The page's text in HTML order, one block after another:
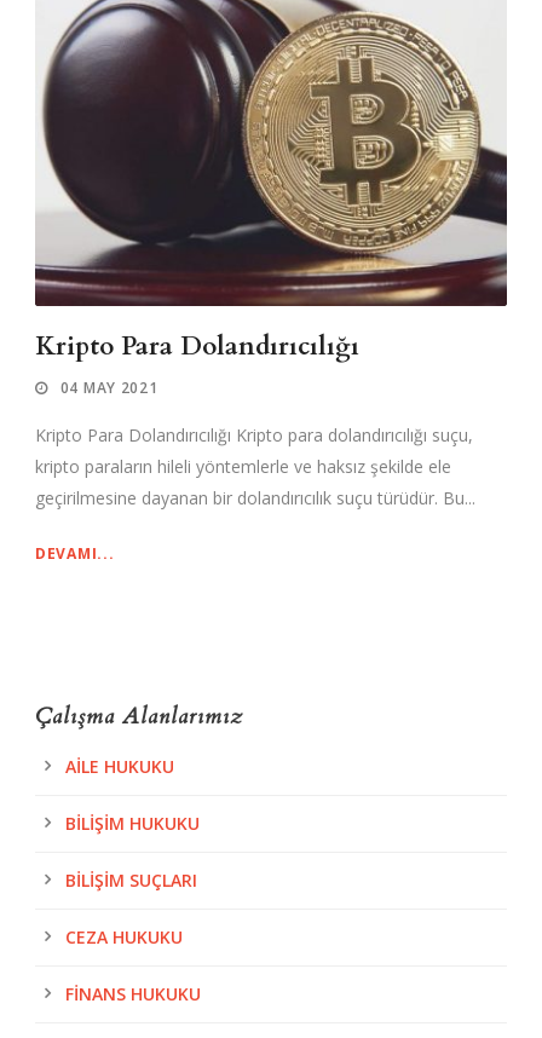
Kripto Para Dolandırıcılığı
04 MAY 2021
Kripto Para Dolandırıcılığı Kripto para dolandırıcılığı suçu,
kripto paraların hileli yöntemlerle ve haksız şekilde ele
geçirilmesine dayanan bir dolandırıcılık suçu türüdür. Bu...
DEVAMI...
Çalışma Alanlarımız
AILE HUKUKU
BILIŞIM HUKUKU
BILIŞIM SUÇLARI
CEZA HUKUKU
FINANS HUKUKU